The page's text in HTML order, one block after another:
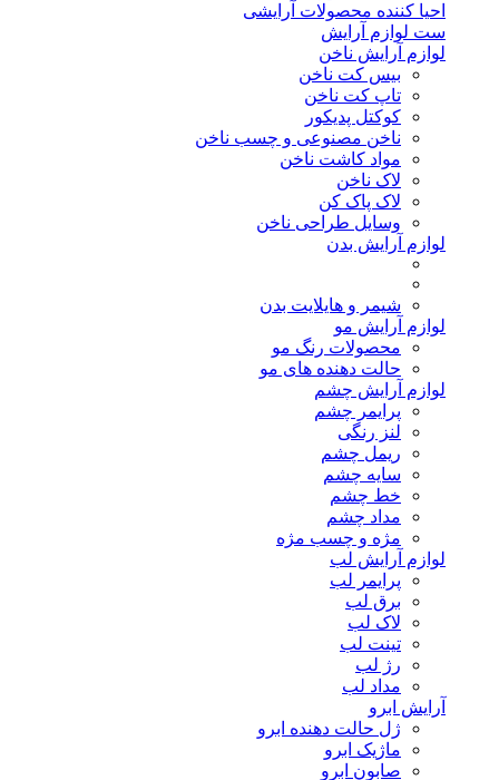
احیا کننده محصولات آرایشی
ست لوازم آرایش
لوازم آرایش ناخن
بیس کت ناخن
تاپ کت ناخن
کوکتل پدیکور
ناخن مصنوعی و چسب ناخن
مواد کاشت ناخن
لاک ناخن
لاک پاک کن
وسایل طراحی ناخن
لوازم آرایش بدن
شیمر و هایلایت بدن
لوازم آرایش مو
محصولات رنگ مو
حالت دهنده های مو
لوازم آرایش چشم
پرایمر چشم
لنز رنگی
ریمل چشم
سایه چشم
خط چشم
مداد چشم
مژه و چسب مژه
لوازم آرایش لب
پرایمر لب
برق لب
لاک لب
تینت لب
رژ لب
مداد لب
آرایش ابرو
ژل حالت دهنده ابرو
ماژیک ابرو
صابون ابرو